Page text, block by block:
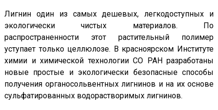
Лигнин один из самых дешевых, легкодоступных и
экологически чистых материалов. По
распространенности этот растительный полимер
уступает только целлюлозе. В красноярском Институте
химии и химической технологии СО РАН разработаны
новые простые и экологически безопасные способы
получения органосольвентных лигнинов и на их основе
сульфатированных водорастворимых лигнинов.